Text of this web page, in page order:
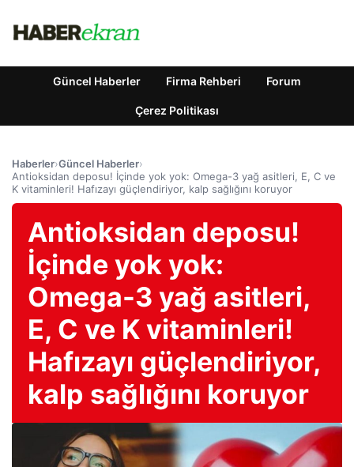
Güncel Haberler Firma Rehberi Forum
Çerez Politikası
Haberler›Güncel Haberler›
Antioksidan deposu! İçinde yok yok: Omega-3 yağ asitleri, E, C ve
K vitaminleri! Hafızayı güçlendiriyor, kalp sağlığını koruyor
Antioksidan deposu!
İçinde yok yok:
Omega-3 yağ asitleri,
E, C ve K vitaminleri!
Hafızayı güçlendiriyor,
kalp sağlığını koruyor